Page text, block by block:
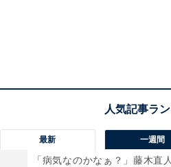
最新 一週間
「病気なのかなぁ？」藤木直